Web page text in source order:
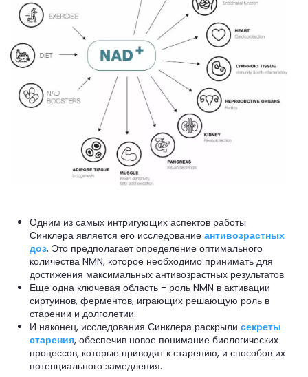
Одним из самых интригующих аспектов работы
Синклера является его исследование антивозрастных
доз. Это предполагает определение оптимального
количества NMN, которое необходимо принимать для
достижения максимальных антивозрастных результатов.
Еще одна ключевая область - роль NMN в активации
сиртуинов, ферментов, играющих решающую роль в
старении и долголетии.
И наконец, исследования Синклера раскрыли секреты
старения, обеспечив новое понимание биологических
процессов, которые приводят к старению, и способов их
потенциального замедления.